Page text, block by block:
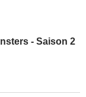
- Saison 2